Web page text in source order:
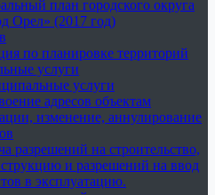
план городского округа
Орел» (2017 год)
по планировке территорий
услуги
услуги
адресов объектам
изменение, аннулирование
разрешений на строительство,
и разрешений на ввод
в эксплуатацию.